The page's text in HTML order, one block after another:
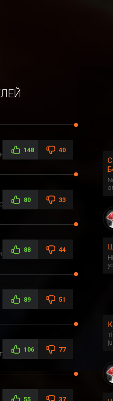
/ ФАНТАСТИКА /
148 40
/ ЭТТИ / ФЭНТЕЗИ
80 33
/ ЭТТИ / ФЭНТЕЗИ
88 44
89 51
/ ЭТТИ / ФЭНТЕЗИ
106 77
55 37